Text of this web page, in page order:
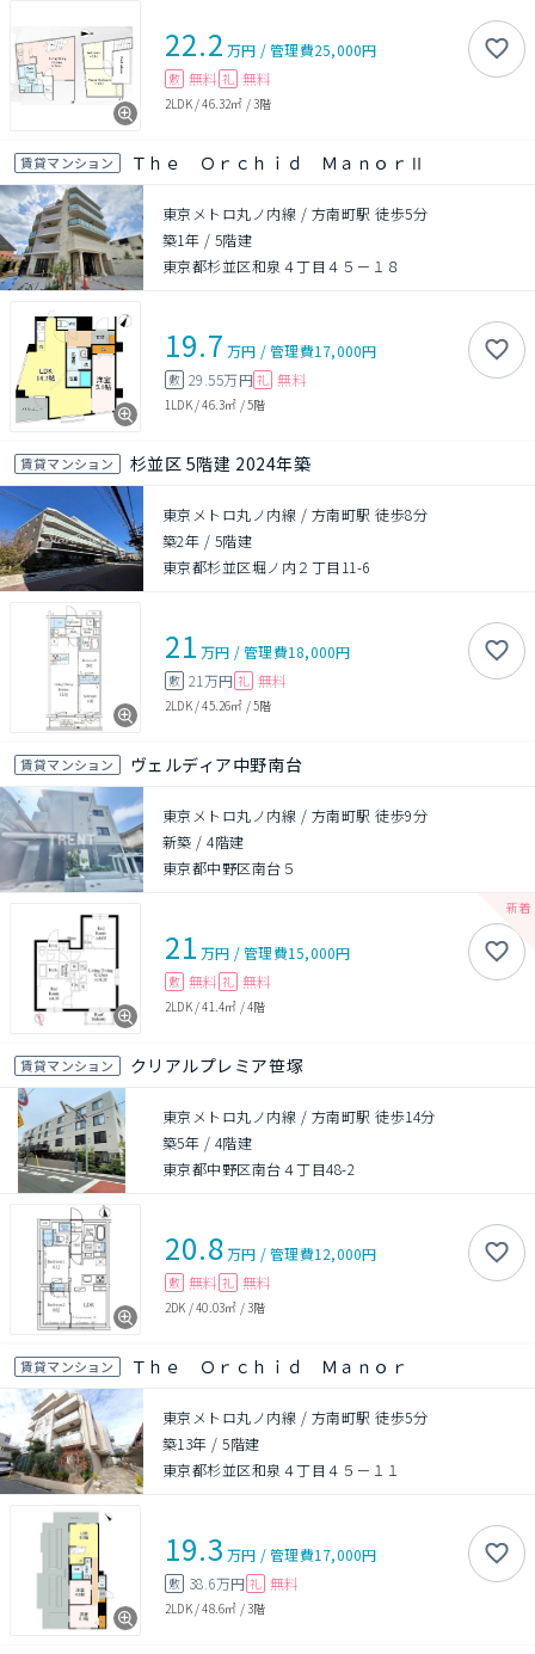
22.2 万円 /管理費25,000円
敷 無料 礼 無料
2LDK/46.32㎡ /3階
賃貸マンション Ｔｈｅ Ｏｒｃｈｉｄ ＭａｎｏｒⅡ
東京メトロ丸ノ内線 / 方南町駅 徒歩5分
築1年 / 5階建
東京都杉並区和泉４丁目４５－１８
19.7 万円 /管理費17,000円
敷 29.55万円 礼 無料
1LDK/46.3㎡ /5階
賃貸マンション 杉並区 5階建 2024年築
東京メトロ丸ノ内線 / 方南町駅 徒歩8分
築2年 / 5階建
東京都杉並区堀ノ内２丁目11-6
21 万円 /管理費18,000円
敷 21万円 礼 無料
2LDK/45.26㎡ /5階
賃貸マンション ヴェルディア中野南台
東京メトロ丸ノ内線 / 方南町駅 徒歩9分
新築 /4階建
東京都中野区南台５
21 万円 /管理費15,000円
敷 無料 礼 無料
2LDK/41.4㎡ /4階
賃貸マンション クリアルプレミア笹塚
東京メトロ丸ノ内線 / 方南町駅 徒歩14分
築5年 / 4階建
東京都中野区南台４丁目48-2
20.8万円 /管理費12,000円
敷 無料 礼 無料
2DK /40.03㎡ /3階
賃貸マンション Ｔｈｅ Ｏｒｃｈｉｄ Ｍａｎｏｒ
東京メトロ丸ノ内線 / 方南町駅 徒歩5分
築13年 /5階建
東京都杉並区和泉４丁目４５－１１
19.3 万円 /管理費17,000円
敷 38.6万円 礼 無料
2LDK/48.6㎡ /3階